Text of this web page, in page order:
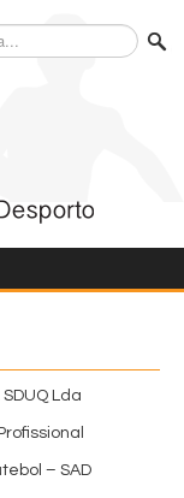
Lda
– SAD